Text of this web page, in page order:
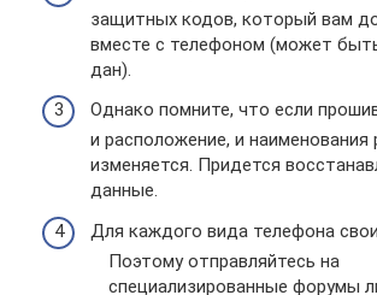
защитных кодов, который вам
вместе с телефоном (может
дан).
Однако помните, что если
и расположение, и
изменяется. Придется
данные.
Для каждого вида телефона
Поэтому отправляйтесь на
специализированные форумы